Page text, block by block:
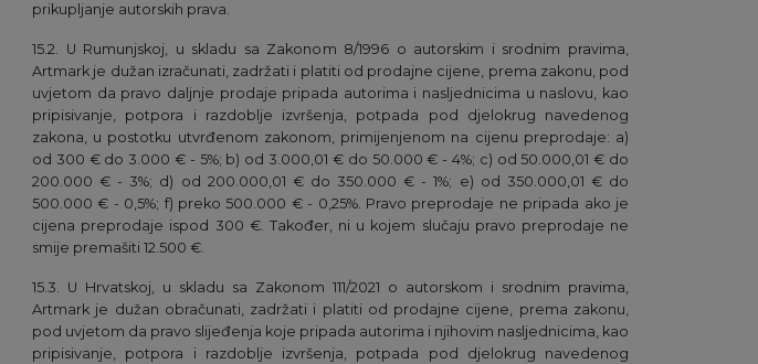
prikupljanje autorskih prava.
15.2. U Rumunjskoj, u skladu sa Zakonom 8/1996 o autorskim i srodnim pravima,
Artmark je dužan izračunati, zadržati i platiti od prodajne cijene, prema zakonu, pod
uvjetom da pravo daljnje prodaje pripada autorima i nasljednicima u naslovu, kao
pripisivanje, potpora i razdoblje izvršenja, potpada pod djelokrug navedenog
zakona, u postotku utvrđenom zakonom, primijenjenom na cijenu preprodaje: a)
od 300 € do 3.000 € - 5%; b) od 3.000,01 € do 50.000 € - 4%; c) od 50.000,01 € do
200.000 € - 3%; d) od 200.000,01 € do 350.000 € - 1%; e) od 350.000,01 € do
500.000 € - 0,5%; f) preko 500.000 € - 0,25%. Pravo preprodaje ne pripada ako je
cijena preprodaje ispod 300 €. Također, ni u kojem slučaju pravo preprodaje ne
smije premašiti 12.500 €.
15.3. U Hrvatskoj, u skladu sa Zakonom 111/2021 o autorskom i srodnim pravima,
Artmark je dužan obračunati, zadržati i platiti od prodajne cijene, prema zakonu,
pod uvjetom da pravo slijeđenja koje pripada autorima i njihovim nasljednicima, kao
pripisivanje, potpora i razdoblje izvršenja, potpada pod djelokrug navedenog